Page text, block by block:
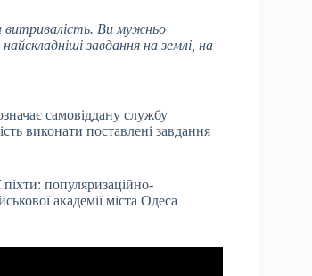
витривалість. Ви мужньо
завдання на землі, на
самовіддану службу
виконати поставлені завдання
піхти: популяризаційно-
академії міста Одеса